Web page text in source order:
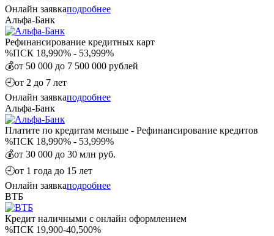
Онлайн заявкаподробнее
Альфа-Банк
Рефинансирование кредитных карт
%ПСК 18,990% - 53,999%
💰от 50 000 до 7 500 000 рублей
🕘от 2 до 7 лет
Онлайн заявкаподробнее
Альфа-Банк
Платите по кредитам меньше - Рефинансирование кредитов
%ПСК 18,990% - 53,999%
💰от 30 000 до 30 млн руб.
🕘от 1 года до 15 лет
Онлайн заявкаподробнее
ВТБ
Кредит наличными с онлайн оформлением
%ПСК 19,900-40,500%